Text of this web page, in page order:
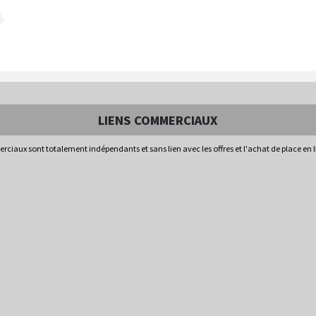
LIENS COMMERCIAUX
sont totalement indépendants et sans lien avec les offres et l'achat de place en